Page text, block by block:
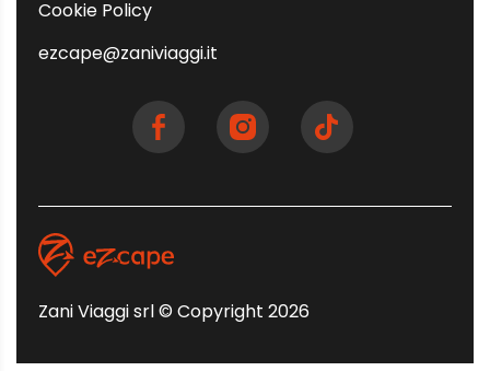
Cookie Policy
ezcape@zaniviaggi.it
Zani Viaggi srl © Copyright 2026